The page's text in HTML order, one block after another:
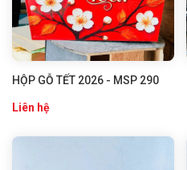
HỘP GỖ TẾT 2026 - MSP 290
Liên hệ